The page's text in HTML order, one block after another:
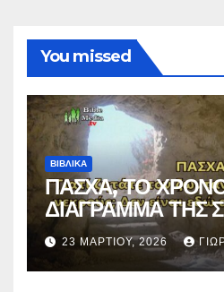
You missed
ΒΙΒΛΙΚΑ
ΠΑΣΧΑ, ΤΟ
ΔΙΑΓΡΑΜΜΑ ΤΗΣ
23 ΜΑΡΤΊΟΥ, 2026